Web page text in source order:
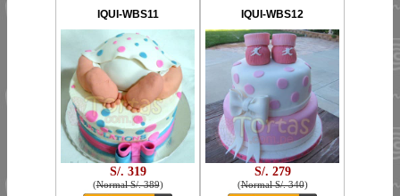
IQUI-WBS11
S/. 319
(Normal S/. 389)
IQUI-WBS12
S/. 279
(Normal S/. 340)